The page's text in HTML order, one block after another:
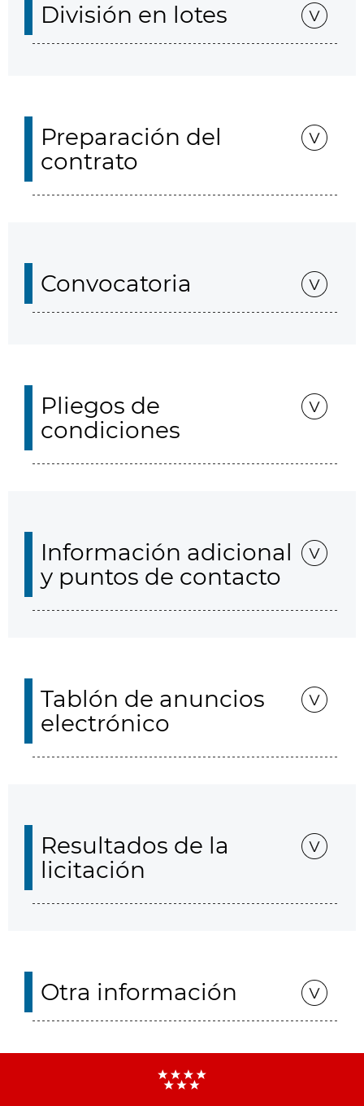
División en lotes
Preparación del
contrato
Convocatoria
Pliegos de
condiciones
Información adicional
y puntos de contacto
Tablón de anuncios
electrónico
Resultados de la
licitación
Otra información